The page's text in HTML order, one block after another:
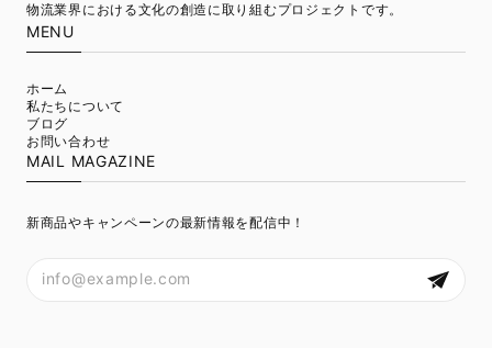
物流業界における文化の創造に取り組むプロジェクトです。
MENU
ホーム
私たちについて
ブログ
お問い合わせ
MAIL MAGAZINE
新商品やキャンペーンの最新情報を配信中！